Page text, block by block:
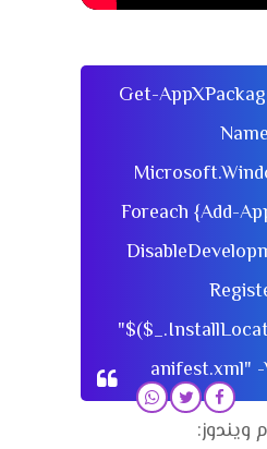
Get-
Name
Foreach {Add-
anifest.xml"